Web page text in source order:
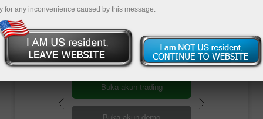
Buka akun trading
for any inconvenience caused by this message.